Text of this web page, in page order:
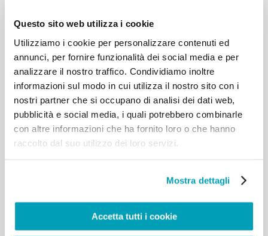
Questo sito web utilizza i cookie
Utilizziamo i cookie per personalizzare contenuti ed
annunci, per fornire funzionalità dei social media e per
analizzare il nostro traffico. Condividiamo inoltre
informazioni sul modo in cui utilizza il nostro sito con i
nostri partner che si occupano di analisi dei dati web,
pubblicità e social media, i quali potrebbero combinarle
con altre informazioni che ha fornito loro o che hanno
raccolto dal suo utilizzo dei loro servizi.
Mostra dettagli
Accetta tutti i cookie
Le linee guida di Papa Francesco e 20 punti
d’azione per costruire una società in cui ci sia posto
per tutti.
RELATED POSTS: